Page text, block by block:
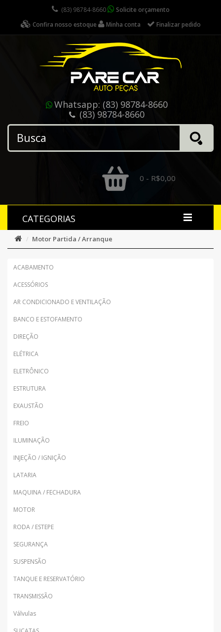
(83) 98784-8660
Solicite orçamento
Confira nosso estoque
Minha conta Finalizar pedido
Whatsapp: (83) 98784-8660
(83) 98784-8660
0 - R$0,00
CATEGORIAS
Motor Partida / Arranque
ACABAMENTO
ACESSÓRIOS
AR CONDICIONADO E VENTILAÇÃO
BANCO E ESTOFAMENTO
DIREÇÃO
ELÉTRICA
ELETRÔNICO
ESTRUTURA
EXAUSTÃO
FREIO
ILUMINAÇÃO
INJEÇÃO / IGNIÇÃO
LATARIA
MAQUINA / FECHADURA
MOTOR
RODA / ESTEPE
SEGURANÇA
SUSPENSÃO
TANQUE E RESERVATÓRIO
TRANSMISSÃO
Válvulas